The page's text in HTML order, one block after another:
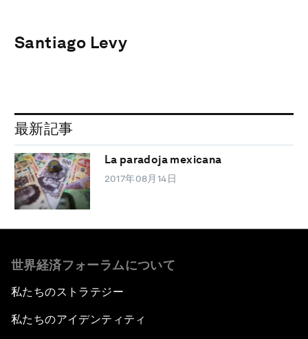
Santiago Levy
最新記事
La paradoja mexicana
2017年08月14日
世界経済フォーラムについて
私たちのストラテジー
私たちのアイデンティティ